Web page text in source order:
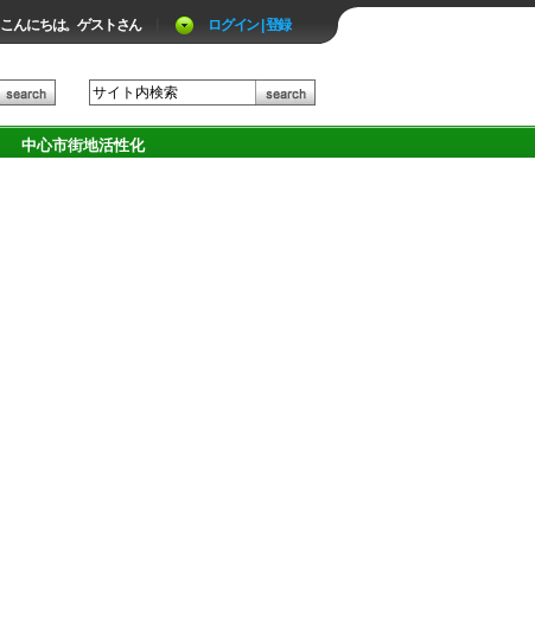
こんにちは。ゲストさん ログイン | 登録
中心市街地活性化